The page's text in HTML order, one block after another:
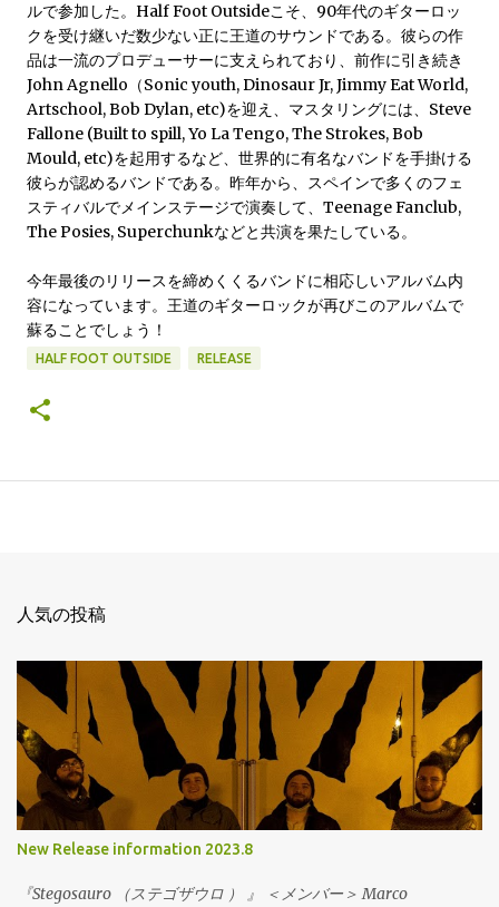
ルで参加した。Half Foot Outsideこそ、90年代のギターロッ
クを受け継いだ数少ない正に王道のサウンドである。彼らの作
品は一流のプロデューサーに支えられており、前作に引き続き
John Agnello（Sonic youth, Dinosaur Jr, Jimmy Eat World,
Artschool, Bob Dylan, etc)を迎え、マスタリングには、Steve
Fallone (Built to spill, Yo La Tengo, The Strokes, Bob
Mould, etc)を起用するなど、世界的に有名なバンドを手掛ける
彼らが認めるバンドである。昨年から、スペインで多くのフェ
スティバルでメインステージで演奏して、Teenage Fanclub,
The Posies, Superchunkなどと共演を果たしている。
今年最後のリリースを締めくくるバンドに相応しいアルバム内
容になっています。王道のギターロックが再びこのアルバムで
蘇ることでしょう！
HALF FOOT OUTSIDE RELEASE
人気の投稿
New Release information 2023.8
『Stegosauro （ステゴザウロ ） 』 ＜メンバー＞ Marco